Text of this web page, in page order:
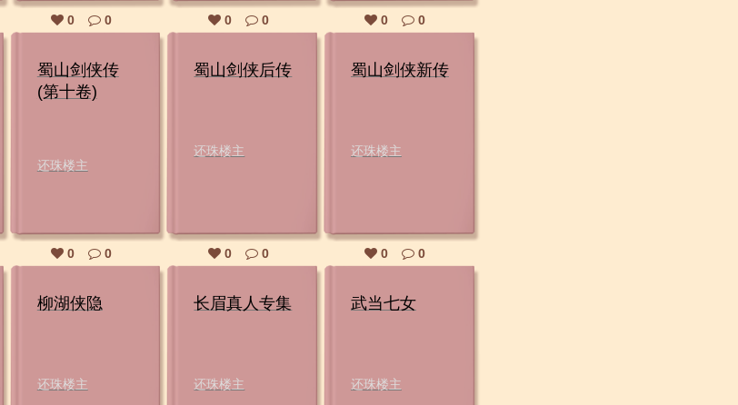
0 0 0 0 0 0
蜀山剑侠传
(第十卷)
还珠楼主
0 0
蜀山剑侠后传
还珠楼主
0 0
蜀山剑侠新传
还珠楼主
0 0
柳湖侠隐
还珠楼主
长眉真人专集
还珠楼主
武当七女
还珠楼主